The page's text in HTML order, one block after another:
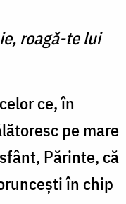
roagă-te lui
ce, în
pe mare
Părinte, că
în chip